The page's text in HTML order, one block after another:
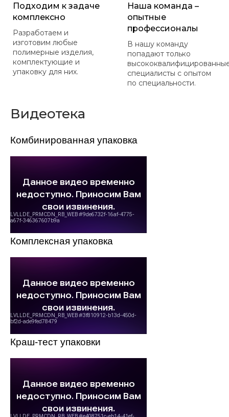
Подходим к задаче
комплексно
Разработаем и
изготовим любые
полимерные изделия,
комплектующие и
упаковку для них.
Наша команда –
опытные
профессионалы
В нашу команду
попадают только
специалисты с опытом
по специальности.
Видеотека
Комбинированная упаковка
Комплексная упаковка
Краш-тест упаковки